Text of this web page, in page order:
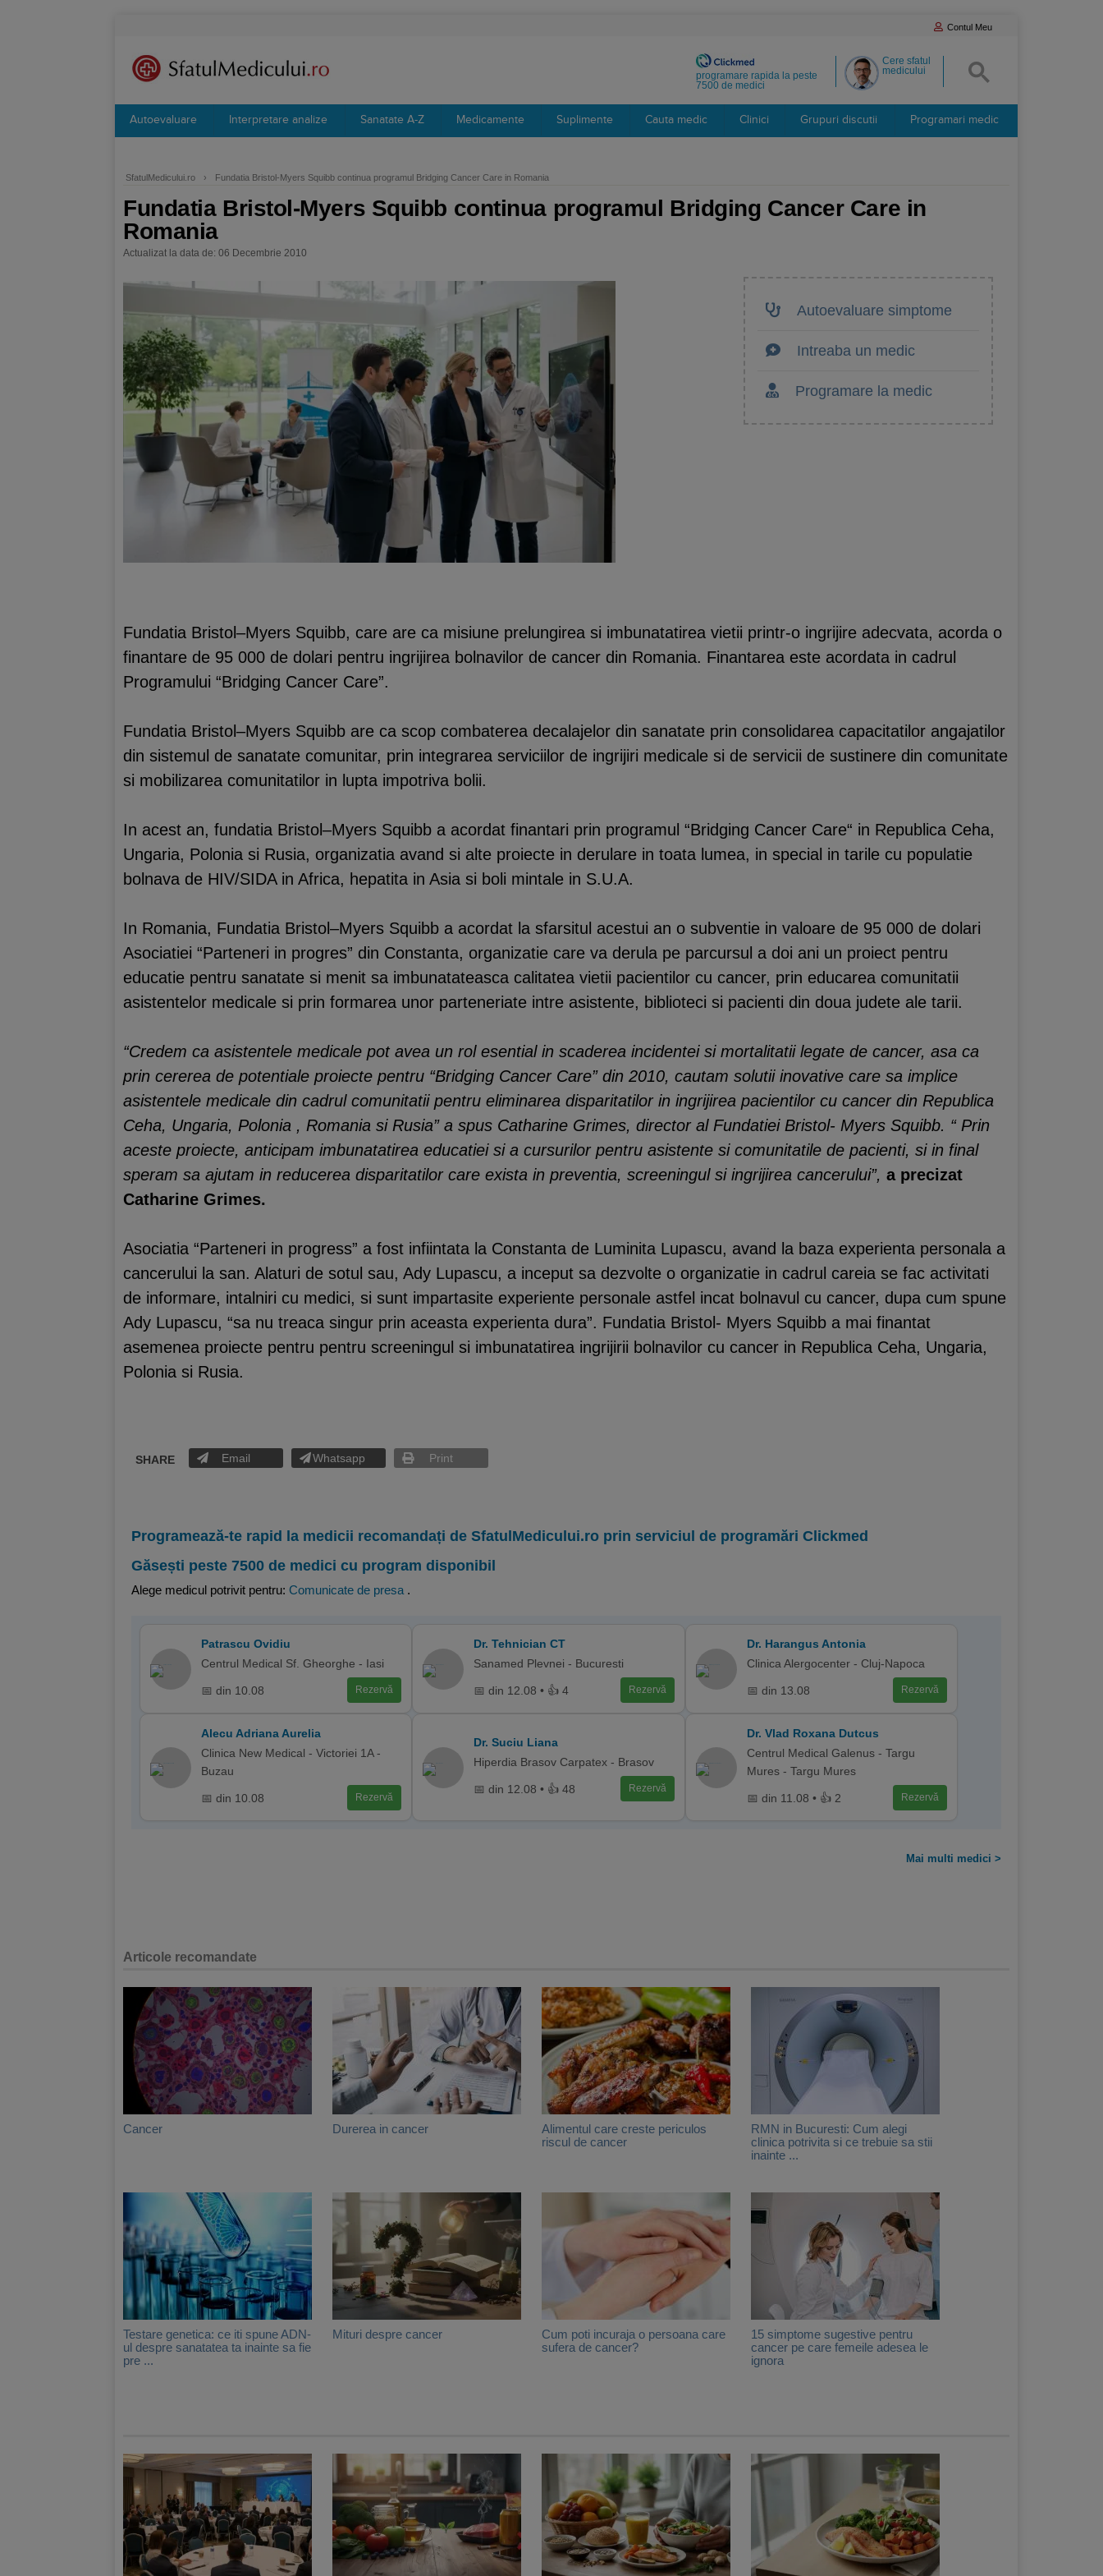
Contul Meu
Cere sfatul
medicului
programare rapida la peste
7500 de medici
Autoevaluare Interpretare analize Sanatate A-Z Medicamente Suplimente Cauta medic Clinici Grupuri discutii Programari medic
SfatulMedicului.ro › Fundatia Bristol-Myers Squibb continua programul Bridging Cancer Care in Romania
Fundatia Bristol-Myers Squibb continua programul Bridging Cancer Care in
Romania
Actualizat la data de: 06 Decembrie 2010
Autoevaluare simptome
Intreaba un medic
Programare la medic
Fundatia Bristol–Myers Squibb, care are ca misiune prelungirea si imbunatatirea vietii printr-o ingrijire adecvata, acorda o
finantare de 95 000 de dolari pentru ingrijirea bolnavilor de cancer din Romania. Finantarea este acordata in cadrul
Programului “Bridging Cancer Care”.
Fundatia Bristol–Myers Squibb are ca scop combaterea decalajelor din sanatate prin consolidarea capacitatilor angajatilor
din sistemul de sanatate comunitar, prin integrarea serviciilor de ingrijiri medicale si de servicii de sustinere din comunitate
si mobilizarea comunitatilor in lupta impotriva bolii.
In acest an, fundatia Bristol–Myers Squibb a acordat finantari prin programul “Bridging Cancer Care“ in Republica Ceha,
Ungaria, Polonia si Rusia, organizatia avand si alte proiecte in derulare in toata lumea, in special in tarile cu populatie
bolnava de HIV/SIDA in Africa, hepatita in Asia si boli mintale in S.U.A.
In Romania, Fundatia Bristol–Myers Squibb a acordat la sfarsitul acestui an o subventie in valoare de 95 000 de dolari
Asociatiei “Parteneri in progres” din Constanta, organizatie care va derula pe parcursul a doi ani un proiect pentru
educatie pentru sanatate si menit sa imbunatateasca calitatea vietii pacientilor cu cancer, prin educarea comunitatii
asistentelor medicale si prin formarea unor parteneriate intre asistente, biblioteci si pacienti din doua judete ale tarii.
“Credem ca asistentele medicale pot avea un rol esential in scaderea incidentei si mortalitatii legate de cancer, asa ca
prin cererea de potentiale proiecte pentru “Bridging Cancer Care” din 2010, cautam solutii inovative care sa implice
asistentele medicale din cadrul comunitatii pentru eliminarea disparitatilor in ingrijirea pacientilor cu cancer din Republica
Ceha, Ungaria, Polonia , Romania si Rusia” a spus Catharine Grimes, director al Fundatiei Bristol- Myers Squibb. “ Prin
aceste proiecte, anticipam imbunatatirea educatiei si a cursurilor pentru asistente si comunitatile de pacienti, si in final
speram sa ajutam in reducerea disparitatilor care exista in preventia, screeningul si ingrijirea cancerului”, a precizat
Catharine Grimes.
Asociatia “Parteneri in progress” a fost infiintata la Constanta de Luminita Lupascu, avand la baza experienta personala a
cancerului la san. Alaturi de sotul sau, Ady Lupascu, a inceput sa dezvolte o organizatie in cadrul careia se fac activitati
de informare, intalniri cu medici, si sunt impartasite experiente personale astfel incat bolnavul cu cancer, dupa cum spune
Ady Lupascu, “sa nu treaca singur prin aceasta experienta dura”. Fundatia Bristol- Myers Squibb a mai finantat
asemenea proiecte pentru pentru screeningul si imbunatatirea ingrijirii bolnavilor cu cancer in Republica Ceha, Ungaria,
Polonia si Rusia.
SHARE Email Whatsapp Print
Programează-te rapid la medicii recomandați de SfatulMedicului.ro prin serviciul de programări Clickmed
Găsești peste 7500 de medici cu program disponibil
Alege medicul potrivit pentru: Comunicate de presa .
Patrascu Ovidiu
Centrul Medical Sf. Gheorghe - Iasi
📅 din 10.08 Rezervă
Dr. Tehnician CT
Sanamed Plevnei - Bucuresti
📅 din 12.08 • 👍 4 Rezervă
Dr. Harangus Antonia
Clinica Alergocenter - Cluj-Napoca
📅 din 13.08 Rezervă
Alecu Adriana Aurelia
Clinica New Medical - Victoriei 1A -
Buzau
📅 din 10.08 Rezervă
Dr. Suciu Liana
Hiperdia Brasov Carpatex - Brasov
📅 din 12.08 • 👍 48 Rezervă
Dr. Vlad Roxana Dutcus
Centrul Medical Galenus - Targu
Mures - Targu Mures
📅 din 11.08 • 👍 2 Rezervă
Mai multi medici >
Articole recomandate
Cancer Durerea in cancer
Alimentul care creste periculos
riscul de cancer
RMN in Bucuresti: Cum alegi
clinica potrivita si ce trebuie sa stii
inainte ...
Testare genetica: ce iti spune ADN-
ul despre sanatatea ta inainte sa fie
pre ...
Mituri despre cancer
Cum poti incuraja o persoana care
sufera de cancer?
15 simptome sugestive pentru
cancer pe care femeile adesea le
ignora